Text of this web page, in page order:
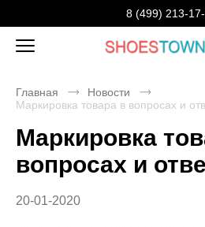
8 (499) 213-
Главная
Новости
Маркировка товара в вопросах и
Маркировка
вопросах и
20-01-2020